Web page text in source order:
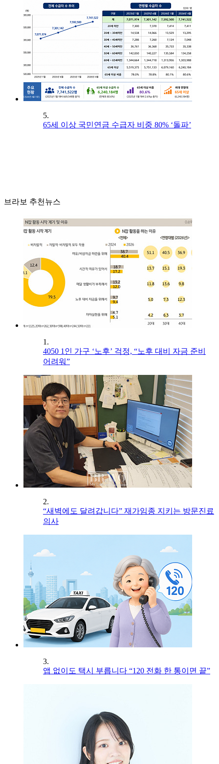
5.
65세 이상 국민연금 수급자 비중 80% ‘돌파’
브라보 추천뉴스
1.
4050 1인 가구 ‘노후’ 걱정, “노후 대비 자금 준비
어려워”
2.
“새벽에도 달려갑니다” 재가임종 지키는 방문진료
의사
3.
앱 없이도 택시 부릅니다 “120 전화 한 통이면 끝”